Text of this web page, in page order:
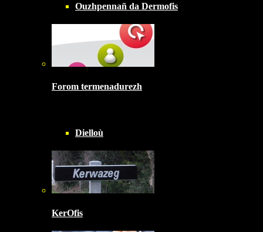
Ouzhpennañ da Dermofis
Forom termenadurezh
Dielloù
KerOfis